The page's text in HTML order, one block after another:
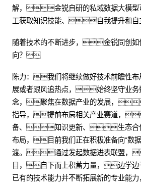
解，金锐自研的私域数据大模型
工获取知识技能、自我提升和
随着技术的不断进步，金锐同创如
向？
陈力：我们将继续做好技术前瞻性
展或者跟风追热点，始终坚守业务
念，聚焦在数据产业的发展，
指导，提前布局相关产业赛道，
备、知识更新、生态合作
布局，目前我们正在积极准备向“数
渡。通过发起数据进表联盟，
目，自下而上积蓄力量，边学
已有的技术能力并不断拓展新的专业能